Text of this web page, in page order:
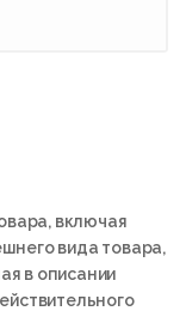
включая
вида товара,
в описании